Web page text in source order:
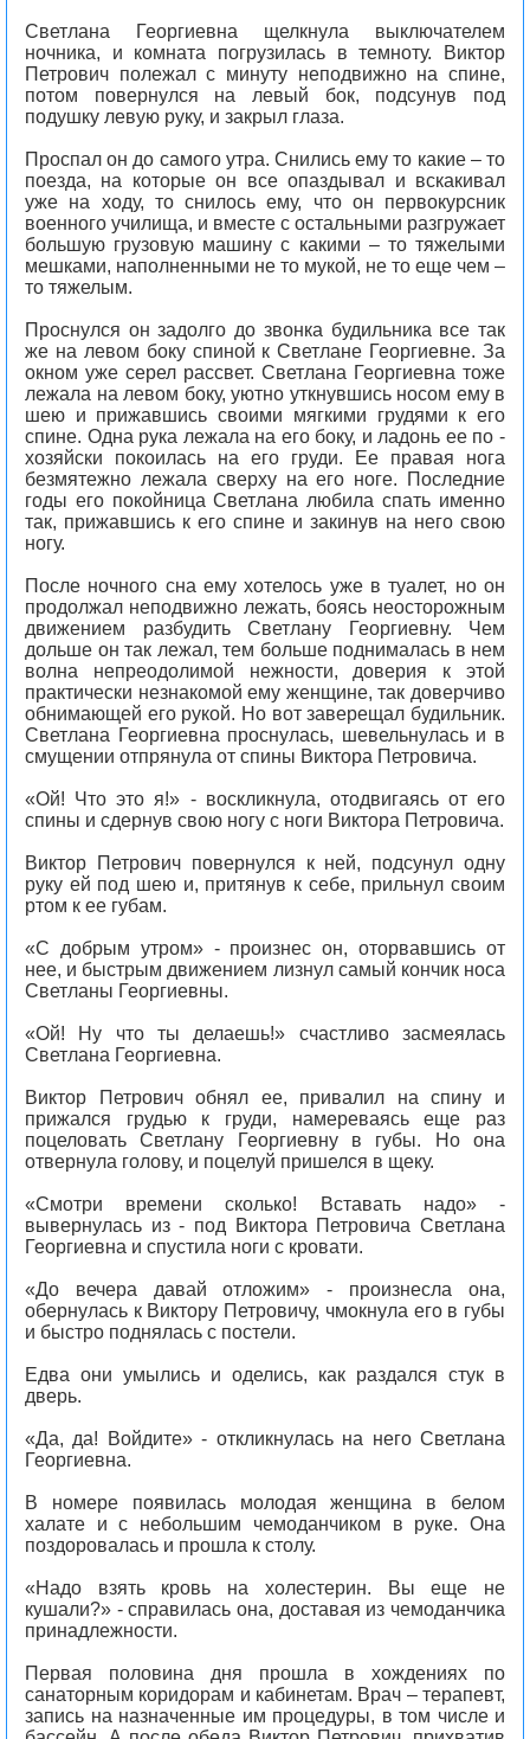
Светлана Георгиевна щелкнула выключателем
ночника, и комната погрузилась в темноту. Виктор
Петрович полежал с минуту неподвижно на спине,
потом повернулся на левый бок, подсунув под
подушку левую руку, и закрыл глаза.
Проспал он до самого утра. Снились ему то какие – то
поезда, на которые он все опаздывал и вскакивал
уже на ходу, то снилось ему, что он первокурсник
военного училища, и вместе с остальными разгружает
большую грузовую машину с какими – то тяжелыми
мешками, наполненными не то мукой, не то еще чем –
то тяжелым.
Проснулся он задолго до звонка будильника все так
же на левом боку спиной к Светлане Георгиевне. За
окном уже серел рассвет. Светлана Георгиевна тоже
лежала на левом боку, уютно уткнувшись носом ему в
шею и прижавшись своими мягкими грудями к его
спине. Одна рука лежала на его боку, и ладонь ее по -
хозяйски покоилась на его груди. Ее правая нога
безмятежно лежала сверху на его ноге. Последние
годы его покойница Светлана любила спать именно
так, прижавшись к его спине и закинув на него свою
ногу.
После ночного сна ему хотелось уже в туалет, но он
продолжал неподвижно лежать, боясь неосторожным
движением разбудить Светлану Георгиевну. Чем
дольше он так лежал, тем больше поднималась в нем
волна непреодолимой нежности, доверия к этой
практически незнакомой ему женщине, так доверчиво
обнимающей его рукой. Но вот заверещал будильник.
Светлана Георгиевна проснулась, шевельнулась и в
смущении отпрянула от спины Виктора Петровича.
«Ой! Что это я!» - воскликнула, отодвигаясь от его
спины и сдернув свою ногу с ноги Виктора Петровича.
Виктор Петрович повернулся к ней, подсунул одну
руку ей под шею и, притянув к себе, прильнул своим
ртом к ее губам.
«С добрым утром» - произнес он, оторвавшись от
нее, и быстрым движением лизнул самый кончик носа
Светланы Георгиевны.
«Ой! Ну что ты делаешь!» счастливо засмеялась
Светлана Георгиевна.
Виктор Петрович обнял ее, привалил на спину и
прижался грудью к груди, намереваясь еще раз
поцеловать Светлану Георгиевну в губы. Но она
отвернула голову, и поцелуй пришелся в щеку.
«Смотри времени сколько! Вставать надо» -
вывернулась из - под Виктора Петровича Светлана
Георгиевна и спустила ноги с кровати.
«До вечера давай отложим» - произнесла она,
обернулась к Виктору Петровичу, чмокнула его в губы
и быстро поднялась с постели.
Едва они умылись и оделись, как раздался стук в
дверь.
«Да, да! Войдите» - откликнулась на него Светлана
Георгиевна.
В номере появилась молодая женщина в белом
халате и с небольшим чемоданчиком в руке. Она
поздоровалась и прошла к столу.
«Надо взять кровь на холестерин. Вы еще не
кушали?» - справилась она, доставая из чемоданчика
принадлежности.
Первая половина дня прошла в хождениях по
санаторным коридорам и кабинетам. Врач – терапевт,
запись на назначенные им процедуры, в том числе и